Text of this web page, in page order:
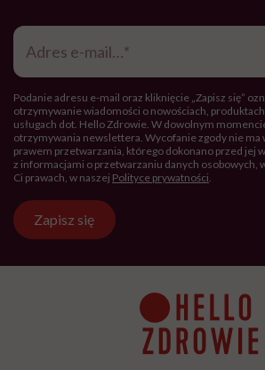
Adres
mail*
Podanie adresu e-mail oraz kliknięcie „Zapisz się”
otrzymywanie wiadomości o nowościach,
usługach dot. Hello Zdrowie. W dowolnym
otrzymywania newslettera. Wycofanie zgody nie ma
prawem przetwarzania, którego dokonano przed jej
z informacjami o przetwarzaniu danych osobowych,
Ci prawach, w naszej Polityce prywatności.
Zapisz się